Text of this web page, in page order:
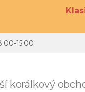
korálkový
15:00